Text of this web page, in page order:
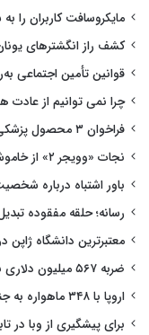
مایکروسافت کاربران
کشف راز انگشترهای
قوانین تأمین اجتماعی
چرا نمی توانیم از
فراخوان ۳ محصول پزشکی و دارویی به دلیل خطرهای کیفی و ایمنی
نجات «وویجر ۲» از خاموشی؛ تدبیر ناسا برای حفظ کاوشگر ۴۸ ساله
باور اشتباه درباره
رسانه؛ حلقه مفقوده
معتبرترین دانشگاه ژاپن
ضربه ۵۶۷ میلیون دلاری به متا؛ اینستاگرام زیر تیغ دادگاه
اروپا با ۳۴۸ ماهواره به جنگ انحصار استارلینک می‌رود
برای پیشگیری از وبا در